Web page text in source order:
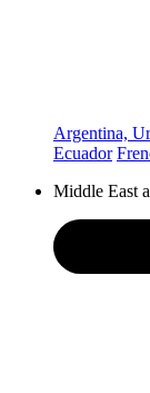
Argentina,
Ecuador
Middle East